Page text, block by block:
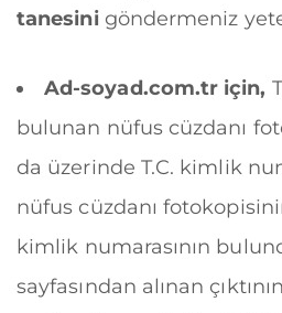
tanesinigöndermeniz
Ad-soyad.com.tr için,
bulunan nüfus cüzdanı
da üzerinde T.C. kimlik
nüfus cüzdanı
kimlik numarasının
sayfasından alınan